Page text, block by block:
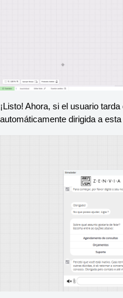
¡Listo! Ahora, si el usuario
automáticamente dirigida a